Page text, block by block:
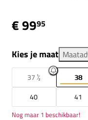
€ 9995
Kies je maat
37 ½ 38
40
41
Nog maar 1 beschikbaar!